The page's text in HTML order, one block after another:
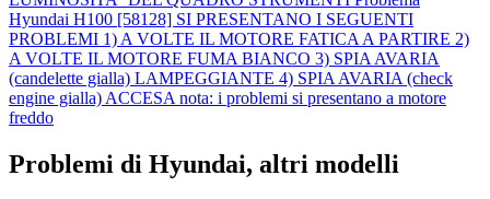
Hyundai H100 [58128] SI PRESENTANO I SEGUENTI
PROBLEMI 1) A VOLTE IL MOTORE FATICA A PARTIRE 2)
A VOLTE IL MOTORE FUMA BIANCO 3) SPIA AVARIA
(candelette gialla) LAMPEGGIANTE 4) SPIA AVARIA (check
engine gialla) ACCESA nota: i problemi si presentano a motore
freddo
Problemi di Hyundai, altri modelli